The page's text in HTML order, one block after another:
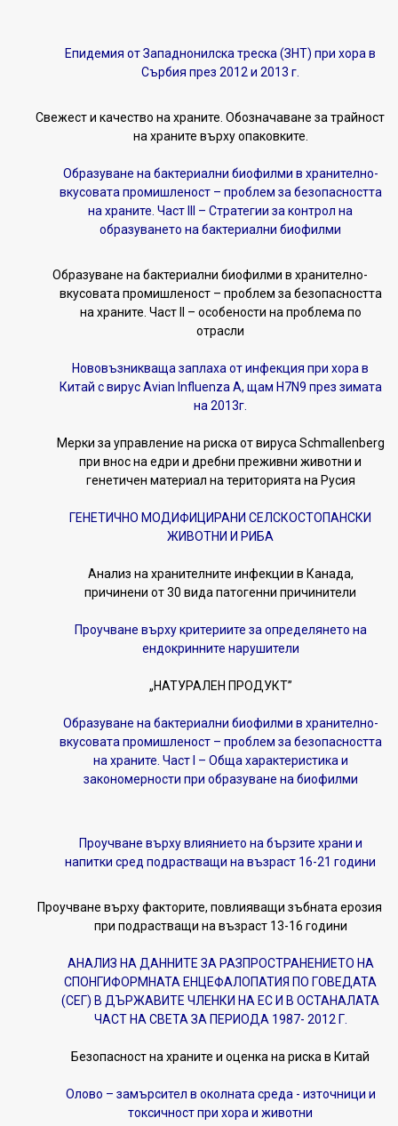
Епидемия от Западнонилска треска (ЗНТ) при хора в
Сърбия през 2012 и 2013 г.
Свежест и качество на храните. Обозначаване за трайност
на храните върху опаковките.
Образуване на бактериални биофилми в хранително-
вкусовата промишленост – проблем за безопасността
на храните. Част III – Стратегии за контрол на
образуването на бактериални биофилми
Образуване на бактериални биофилми в хранително-
вкусовата промишленост – проблем за безопасността
на храните. Част II – особености на проблема по
отрасли
Нововъзникваща заплаха от инфекция при хора в
Китай с вирус Avian Influenzа A, щам H7N9 през зимата
на 2013г.
Мерки за управление на риска от вируса Schmallenberg
при внос на едри и дребни преживни животни и
генетичен материал на територията на Русия
ГЕНЕТИЧНО МОДИФИЦИРАНИ СЕЛСКОСТОПАНСКИ
ЖИВОТНИ И РИБА
Анализ на хранителните инфекции в Канада,
причинени от 30 вида патогенни причинители
Проучване върху критериите за определянето на
ендокринните нарушители
„НАТУРАЛЕН ПРОДУКТ”
Образуване на бактериални биофилми в хранително-
вкусовата промишленост – проблем за безопасността
на храните. Част I – Обща характеристика и
закономерности при образуване на биофилми
Проучване върху влиянието на бързите храни и
напитки сред подрастващи на възраст 16-21 години
Проучване върху факторите, повлияващи зъбната ерозия
при подрастващи на възраст 13-16 години
АНАЛИЗ НА ДАННИТЕ ЗА РАЗПРОСТРАНЕНИЕТО НА
СПОНГИФОРМНАТА ЕНЦЕФАЛОПАТИЯ ПО ГОВЕДАТА
(СЕГ) В ДЪРЖАВИТЕ ЧЛЕНКИ НА ЕС И В ОСТАНАЛАТА
ЧАСТ НА СВЕТА ЗА ПЕРИОДА 1987- 2012 Г.
Безопасност на храните и оценка на риска в Китай
Олово – замърсител в околната среда - източници и
токсичност при хора и животни